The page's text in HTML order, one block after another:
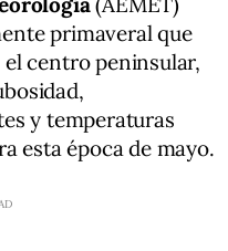
primaveral que
el centro peninsular,
y temperaturas
esta época de mayo.